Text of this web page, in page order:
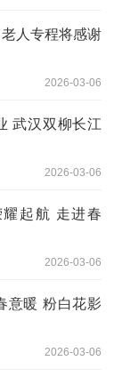
人专程将感谢
2026-03-06
武汉双柳长江
2026-03-06
耀起航 走进春
2026-03-06
意暖 粉白花影
2026-03-06